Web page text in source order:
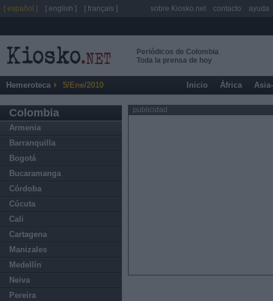
Periódicos de Colombia
Toda la prensa de hoy
Hemeroteca 5/Ene/2010 Inicio África
Colombia
Armenia
Barranquilla
Bogotá
Bucaramanga
Córdoba
Cúcuta
Cali
Cartagena
Manizales
Medellín
Neiva
Pereira
publicidad
[ español ] [ english ] [ français ] sobre Kiosko.net contacto ayuda